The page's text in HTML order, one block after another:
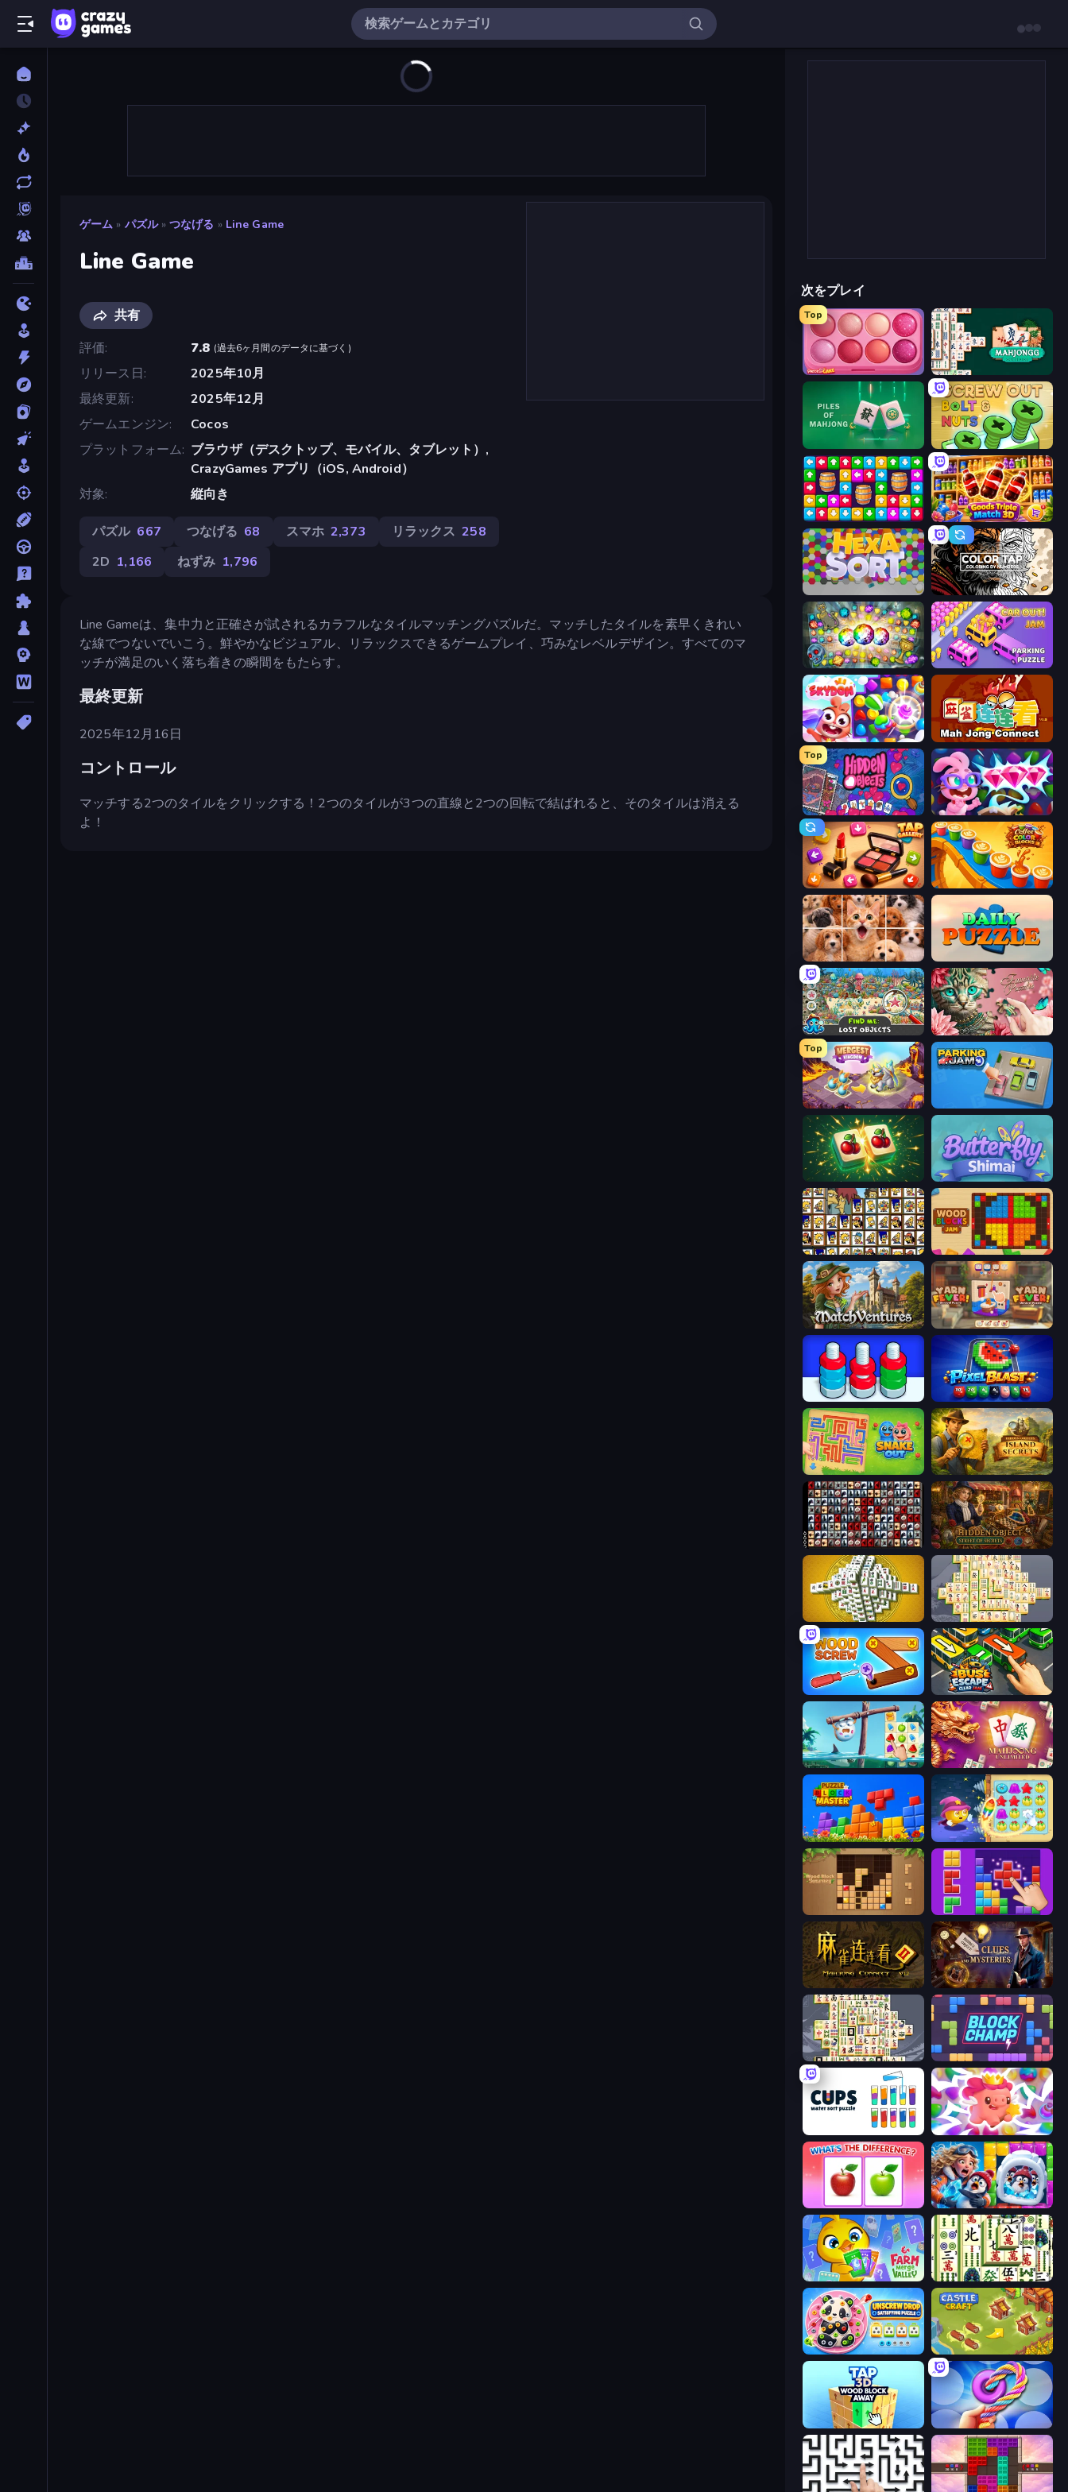
ゲーム » パズル » つなげる » Line Game
Line Game
共有
評価
7.8 (過去6ヶ月間のデータに基づく )
リリース日
2025年10月
最終更新
2025年12月
ゲームエンジン
Cocos
プラットフォーム ブラウザ（デスクトップ、モバイル、タブレット）,
CrazyGames アプリ（iOS, Android）
対象
縦向き
パズル 667 つなげる 68 スマホ 2,373 リラックス 258
2D 1,166 ねずみ 1,796
Line Gameは、集中力と正確さが試されるカラフルなタイルマッチングパズルだ。マッチしたタイルを素早くきれい
な線でつないでいこう。鮮やかなビジュアル、リラックスできるゲームプレイ、巧みなレベルデザイン。すべてのマ
ッチが満足のいく落ち着きの瞬間をもたらす。
最終更新
2025年12月16日
コントロール
マッチする2つのタイルをクリックする！2つのタイルが3つの直線と2つの回転で結ばれると、そのタイルは消える
よ！
次をプレイ
Top
Piece of Cake: Merge and Bake Mahjongg Solitaire
Piles of Mahjong Screw Out: Bolts and Nuts
Tap Away Story Goods Triple Match 3D
Color Tap: Coloring by Numbers
Forgotten Treasure 2 Car OUT! Jam Parking Puzzle
Skydom Mahjong Connect (Legacy)
Top
Hidden Objects Skydom: Reforged
Tap Gallery Coffee Color Blocks
Jigpic Solitaire
Find Me: Lost Objects Favorite Puzzles
Top
Mergest Kingdom
Mahjong Puzzle: Tile Match Butterfly Shimai
Tiles of the Simpsons Wood Blocks Jam
MatchVentures Yarn Fever! Unravel Puzzle
Pixel Blast
Snake Out: Maze Escape Hidden Objects: Island Secrets
War Mahjong Hidden Object: Street Of Secrets
Mahjong Tower Mahjong Online
Wood Screw: Bolts Puzzle Bus Escape: Clear Jam
Sugar Heroes Mahjong Unlimited
Puzzle Block Master Candy Riddles
Wood Block Journey BlockBuster Puzzle
Mahjong Connect 2 (Legacy) Hidden Object: Clues and Mysteries
Mahjong Titans Block Champ
Cups - Water Sort Puzzle Match Arena
What's The Difference? Captain Blast
Farm Merge Valley Mahjong Shanghai
Unscrew Drop: Satisfying Puzzle Castle Craft
Twisted Tangle